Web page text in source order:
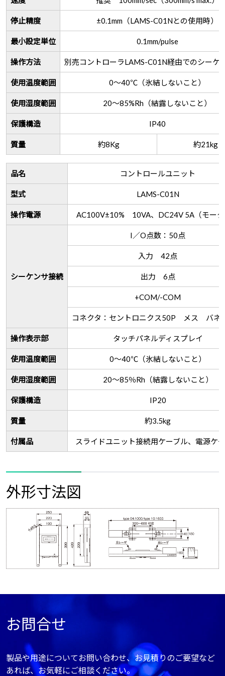
停止精度 ±0.1mm（LAMS-C01Nとの使用時）
最小設定単位 0.1mm/pulse
操作方法 別売コントローラLAMS-C01N経由でのシーケ
使用温度範囲 0～40℃（氷結しないこと）
使用湿度範囲 20～85%Rh（結露しないこと）
保護構造 IP40
質量 約8Kg 約21kg
品名 コントロールユニット
型式 LAMS-C01N
操作電源 AC100V±10% 10VA、DC24V 5A（モー
シーケンサ接続
I／O点数：50点
入力 42点
出力 6点
+COM/-COM
コネクタ：セントロニクス50P メス バネ
操作表示部 タッチパネルディスプレイ
使用温度範囲 0～40℃（氷結しないこと）
使用湿度範囲 20～85％Rh（結露しないこと）
保護構造 IP20
質量 約3.5kg
付属品 スライドユニット接続用ケーブル、電源ケ
外形寸法図
お問合せ
製品や用途についてお問い合わせ、お見積りのご要望など
あれば、お気軽にご相談ください。